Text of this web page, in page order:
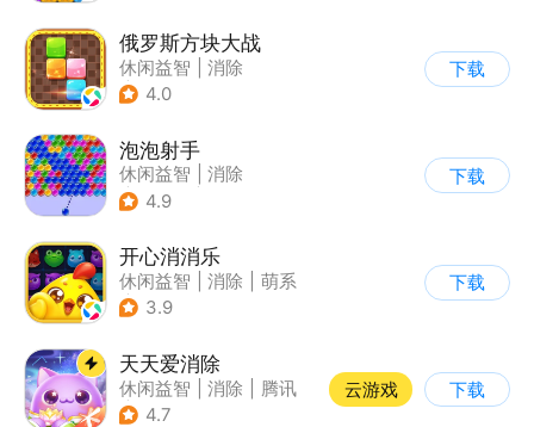
俄罗斯方块大战
休闲益智
消除
| 俄罗斯方块
4.0
下载
泡泡射手
休闲益智
消除
| 泡泡龙
4.9
下载
开心消消乐
休闲益智 消除
萌系
| 乐元素
3.9
下载
天天爱消除
休闲益智 消除
腾讯
| 单机
4.7
云游戏 下载